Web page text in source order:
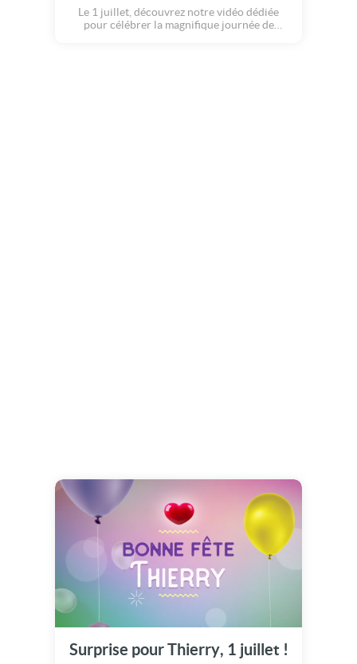
Le 1 juillet, découvrez notre vidéo dédiée
pour célébrer la magnifique journée de
Surprise pour Thierry, 1 juillet !